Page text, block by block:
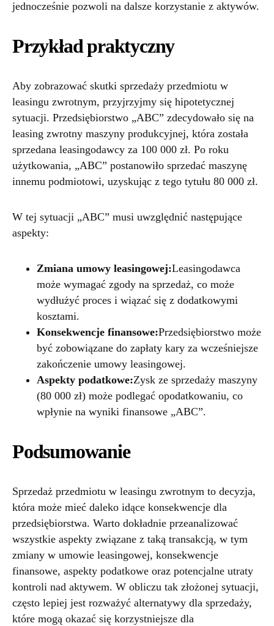
jednocześnie pozwoli na dalsze korzystanie z aktywów.
Przykład praktyczny
Aby zobrazować skutki sprzedaży przedmiotu w
leasingu zwrotnym, przyjrzyjmy się hipotetycznej
sytuacji. Przedsiębiorstwo „ABC” zdecydowało się na
leasing zwrotny maszyny produkcyjnej, która została
sprzedana leasingodawcy za 100 000 zł. Po roku
użytkowania, „ABC” postanowiło sprzedać maszynę
innemu podmiotowi, uzyskując z tego tytułu 80 000 zł.
W tej sytuacji „ABC” musi uwzględnić następujące
aspekty:
Zmiana umowy leasingowej:Leasingodawca
może wymagać zgody na sprzedaż, co może
wydłużyć proces i wiązać się z dodatkowymi
kosztami.
Konsekwencje finansowe:Przedsiębiorstwo może
być zobowiązane do zapłaty kary za wcześniejsze
zakończenie umowy leasingowej.
Aspekty podatkowe:Zysk ze sprzedaży maszyny
(80 000 zł) może podlegać opodatkowaniu, co
wpłynie na wyniki finansowe „ABC”.
Podsumowanie
Sprzedaż przedmiotu w leasingu zwrotnym to decyzja,
która może mieć daleko idące konsekwencje dla
przedsiębiorstwa. Warto dokładnie przeanalizować
wszystkie aspekty związane z taką transakcją, w tym
zmiany w umowie leasingowej, konsekwencje
finansowe, aspekty podatkowe oraz potencjalne utraty
kontroli nad aktywem. W obliczu tak złożonej sytuacji,
często lepiej jest rozważyć alternatywy dla sprzedaży,
które mogą okazać się korzystniejsze dla